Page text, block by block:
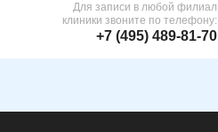
Для записи в любой филиал
клиники звоните по телефону:
+7 (495) 489-81-70